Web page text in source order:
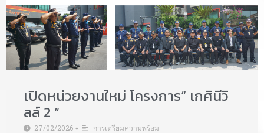
เปิดหน่วยงานใหม่ โครงการ“ เกศินีวิ
ลล์ 2 “
27/02/2026 • การเตรียมความพร้อม